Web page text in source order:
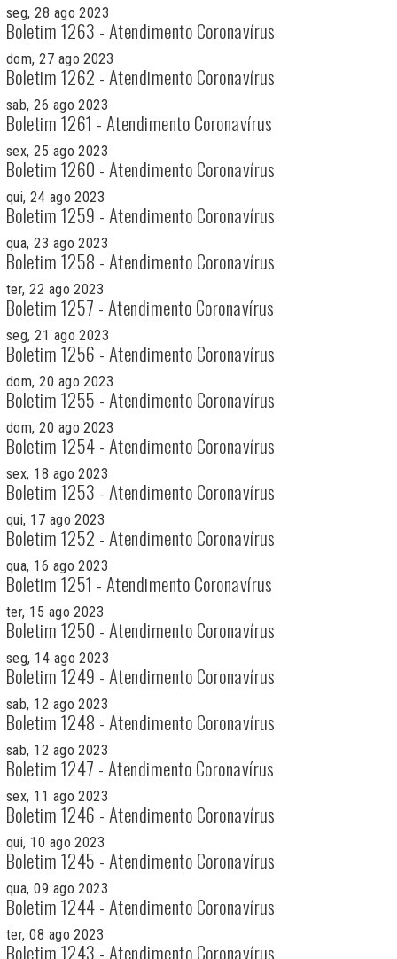
seg, 28 ago 2023
Boletim 1263 - Atendimento Coronavírus
dom, 27 ago 2023
Boletim 1262 - Atendimento Coronavírus
sab, 26 ago 2023
Boletim 1261 - Atendimento Coronavírus
sex, 25 ago 2023
Boletim 1260 - Atendimento Coronavírus
qui, 24 ago 2023
Boletim 1259 - Atendimento Coronavírus
qua, 23 ago 2023
Boletim 1258 - Atendimento Coronavírus
ter, 22 ago 2023
Boletim 1257 - Atendimento Coronavírus
seg, 21 ago 2023
Boletim 1256 - Atendimento Coronavírus
dom, 20 ago 2023
Boletim 1255 - Atendimento Coronavírus
dom, 20 ago 2023
Boletim 1254 - Atendimento Coronavírus
sex, 18 ago 2023
Boletim 1253 - Atendimento Coronavírus
qui, 17 ago 2023
Boletim 1252 - Atendimento Coronavírus
qua, 16 ago 2023
Boletim 1251 - Atendimento Coronavírus
ter, 15 ago 2023
Boletim 1250 - Atendimento Coronavírus
seg, 14 ago 2023
Boletim 1249 - Atendimento Coronavírus
sab, 12 ago 2023
Boletim 1248 - Atendimento Coronavírus
sab, 12 ago 2023
Boletim 1247 - Atendimento Coronavírus
sex, 11 ago 2023
Boletim 1246 - Atendimento Coronavírus
qui, 10 ago 2023
Boletim 1245 - Atendimento Coronavírus
qua, 09 ago 2023
Boletim 1244 - Atendimento Coronavírus
ter, 08 ago 2023
Boletim 1243 - Atendimento Coronavírus